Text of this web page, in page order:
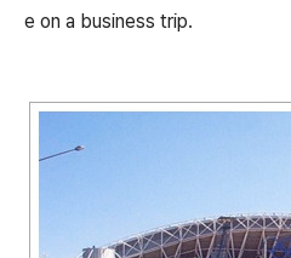
e on a business trip.